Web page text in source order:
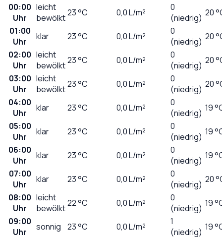
00:00
Uhr
leicht
bewölkt23°C 0,0L/m²
0
(niedrig) 20
01:00
Uhr
klar 23°C 0,0L/m²
0
(niedrig) 20
02:00
Uhr
leicht
bewölkt23°C 0,0L/m²
0
(niedrig) 20
03:00
Uhr
leicht
bewölkt23°C 0,0L/m²
0
(niedrig) 20
04:00
Uhr
klar 23°C 0,0L/m²
0
(niedrig) 19
05:00
Uhr
klar 23°C 0,0L/m²
0
(niedrig) 19
06:00
Uhr
klar 23°C 0,0L/m²
0
(niedrig) 19
07:00
Uhr
klar 23°C 0,0L/m²
0
(niedrig) 20
08:00
Uhr
leicht
bewölkt22°C 0,0L/m²
0
(niedrig) 19
09:00
Uhr
sonnig 23°C 0,0L/m²
1
(niedrig) 19